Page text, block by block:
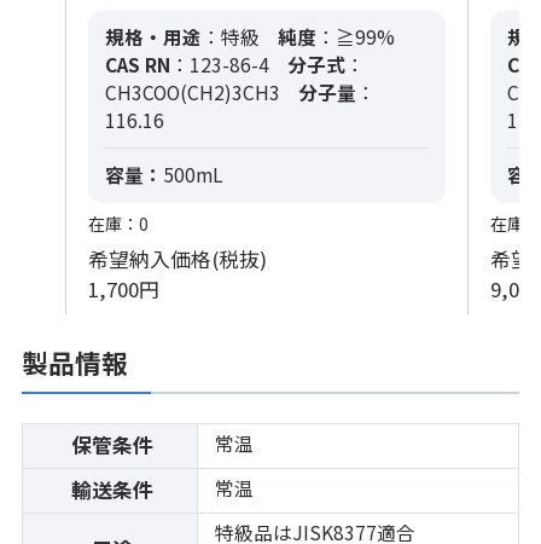
規格・用途 ：特級 純度 ：≧99%
CAS RN ：123-86-4 分子式 ：
CH3COO(CH2)3CH3
分子量 ：
116.16
容量： 500mL
在庫：0
希望納入価格(税抜)
1,700円
規
容
在庫
希望
製品情報
保管条件 常温
輸送条件 常温
特級品はJISK8377適合